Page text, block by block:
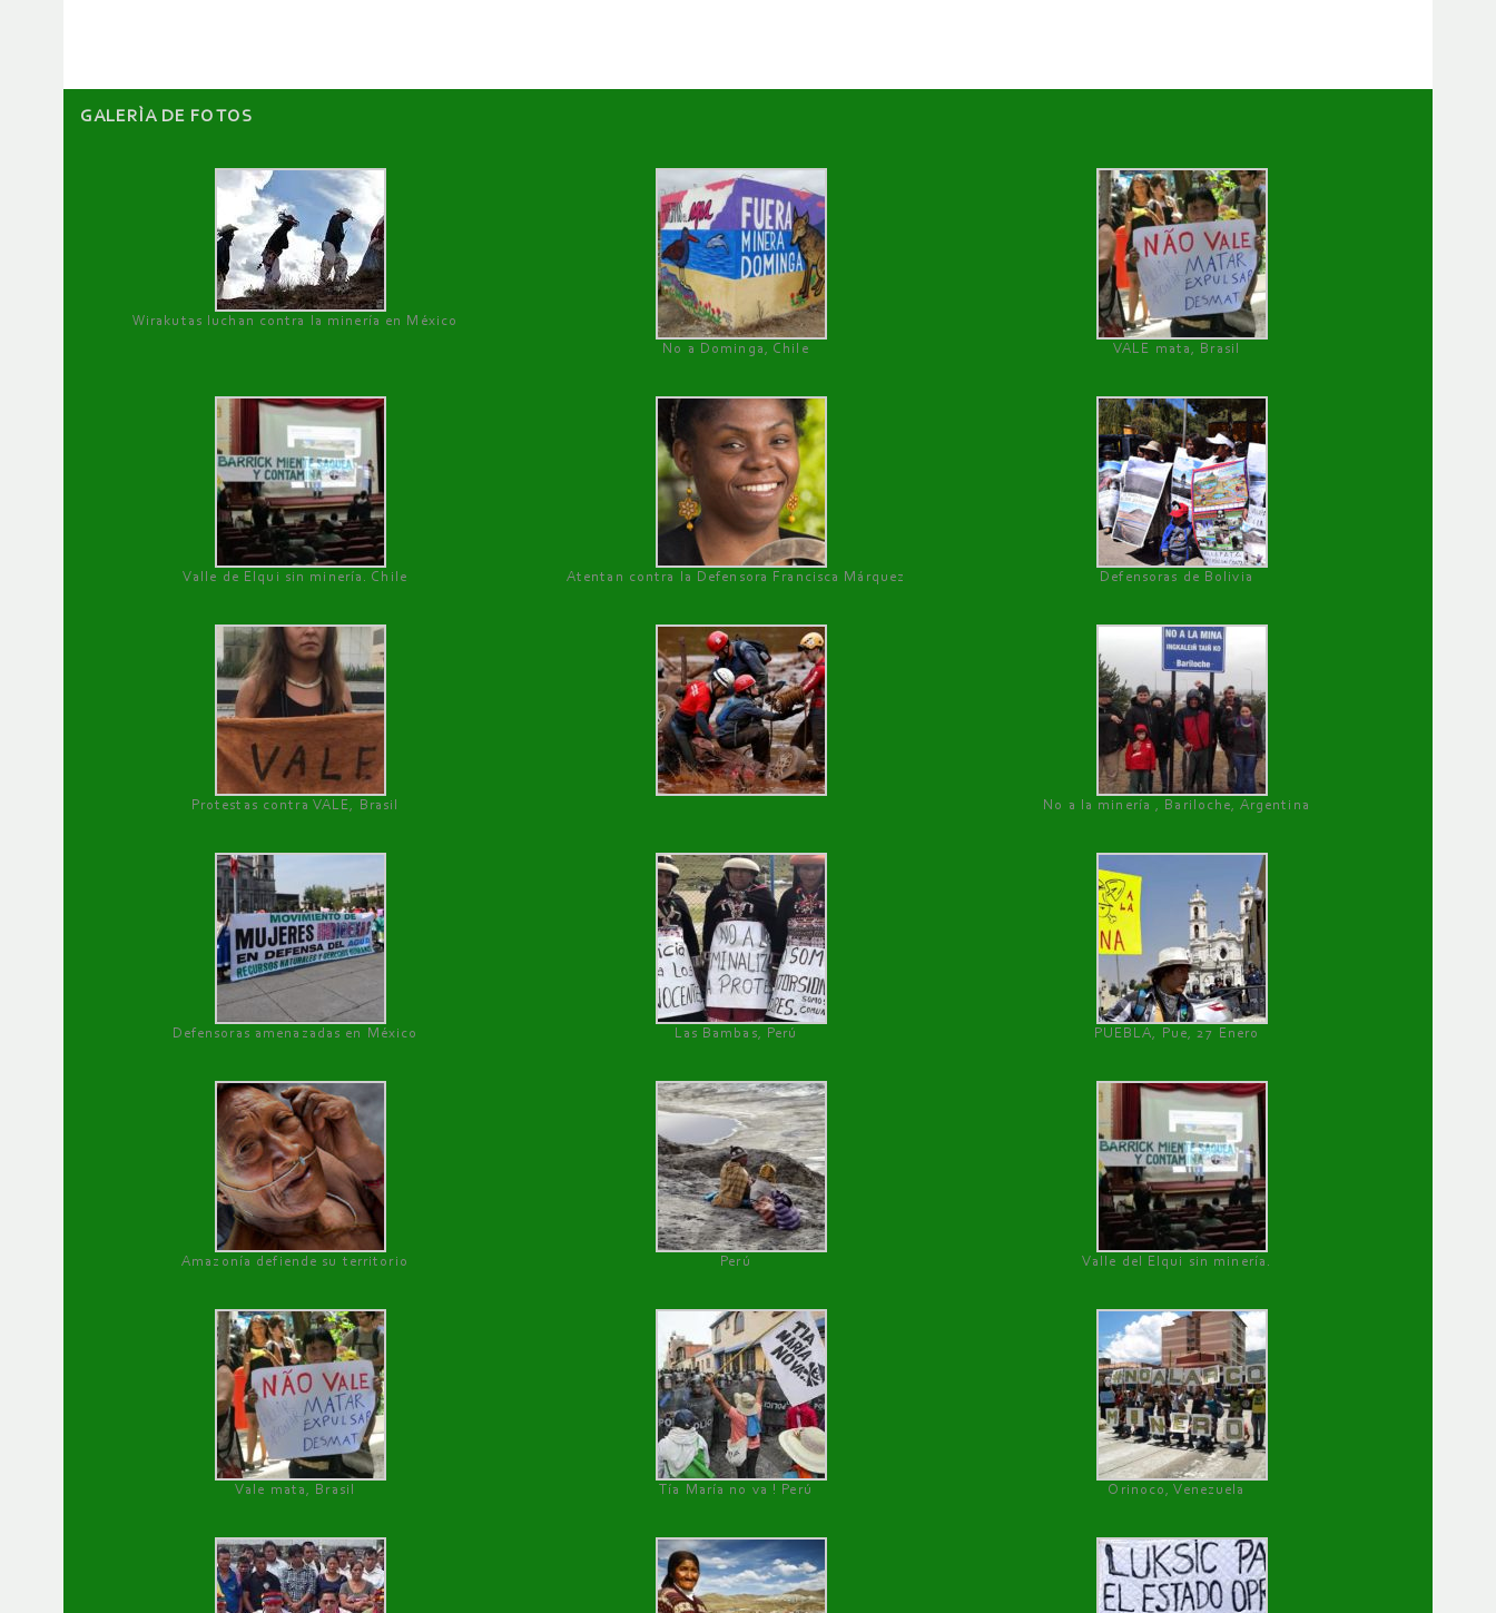
GALERÌA DE FOTOS
Wirakutas luchan contra la minería en México
No a Dominga, Chile
VALE mata, Brasil
Valle de Elqui sin minería. Chile Atentan contra la Defensora Francisca Márquez Defensoras de Bolivia
Protestas contra VALE, Brasil No a la minería , Bariloche, Argentina
Defensoras amenazadas en México Las Bambas, Perú PUEBLA, Pue, 27 Enero
Amazonía defiende su territorio Perú Valle del Elqui sin minería.
Vale mata, Brasil Tía María no va ! Perú Orinoco, Venezuela